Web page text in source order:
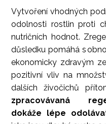
Vytvoření vhodných
odolnosti rostlin proti
nutričních hodnot.
důsledku pomáhá s
ekonomicky zdravým
pozitivní vliv na
dalších živočichů
zpracovávaná
dokáže lépe